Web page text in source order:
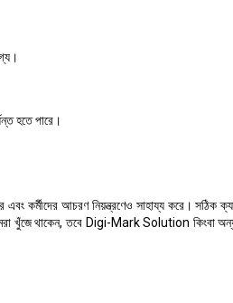
হতে পারে।
কর্মীদের আচরণ নিয়ন্ত্রণেও সাহায্য করে। সঠিক
খুঁজে থাকেন, তবে Digi-Mark Solution কিংবা